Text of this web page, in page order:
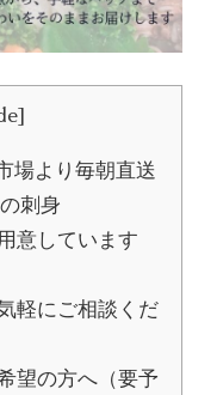
場より毎朝直送
刺身
意しています
軽にご相談くだ
望の方へ（要予